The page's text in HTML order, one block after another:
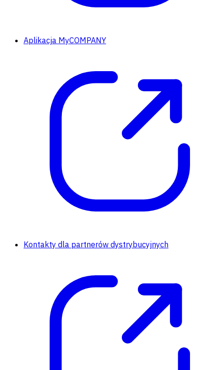
Aplikacja MyCOMPANY
Kontakty dla partnerów dystrybucyjnych